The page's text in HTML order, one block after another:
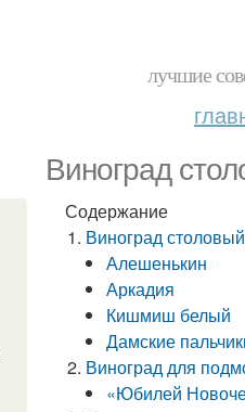
лучшие
Виноград
Содержание
Виноград
Алешенькин
Аркадия
Кишмиш белый
Дамские
Виноград для
«Юбилей